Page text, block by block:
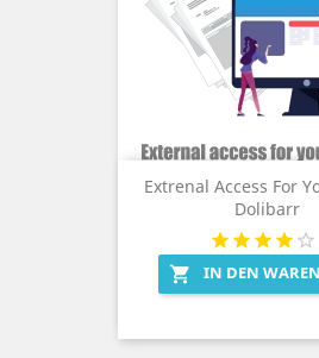
Extrenal Access For
Dolibarr
 IN DEN